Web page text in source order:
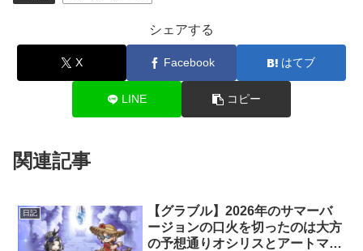
シェアする
X Facebook はてブ
LINE コピー
関連記事
日記
【グラブル】2026年のサマーバ
ージョンの口火を切ったのは大方
の予想通りオシリスとアートマン